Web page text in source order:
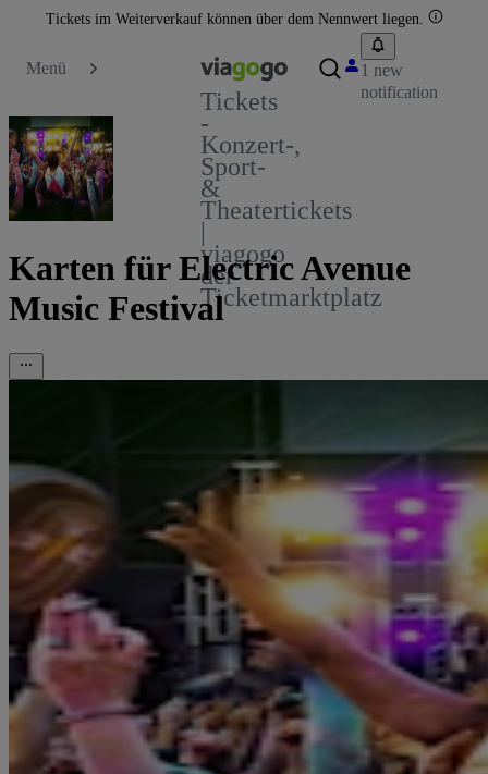
Tickets im Weiterverkauf können über dem Nennwert liegen.
Menü
Tickets
-
Konzert-,
Sport-
&
Theatertickets
|
viagogo
der
Ticketmarktplatz
1 new
notification
Karten für Electric Avenue
Music Festival